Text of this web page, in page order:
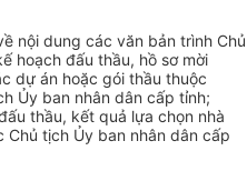
nội dung các văn bản trình Chủ
hoạch đấu thầu, hồ sơ mời
dự án hoặc gói thầu thuộc
Ủy ban nhân dân cấp tỉnh;
thầu, kết quả lựa chọn nhà
tịch Ủy ban nhân dân cấp